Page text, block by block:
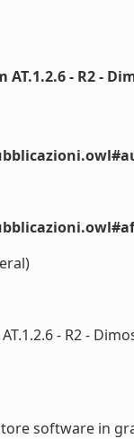
- R2 -
- R2 -
software in